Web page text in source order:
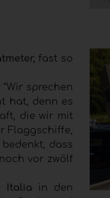
fast so
sprechen
hat, denn es
die wir mit
Flaggschiffe,
dass
vor zwölf
Italia
in den